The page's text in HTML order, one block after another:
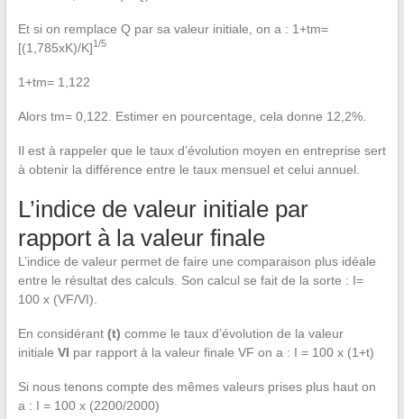
Et si on remplace Q par sa valeur initiale, on a : 1+tm=
[(1,785xK)/K]1/5
1+tm= 1,122
Alors tm= 0,122. Estimer en pourcentage, cela donne 12,2%.
Il est à rappeler que le taux d’évolution moyen en entreprise sert
à obtenir la différence entre le taux mensuel et celui annuel.
L’indice de valeur initiale par
rapport à la valeur finale
L’indice de valeur permet de faire une comparaison plus idéale
entre le résultat des calculs. Son calcul se fait de la sorte : I=
100 x (VF/VI).
En considérant (t) comme le taux d’évolution de la valeur
initiale VI par rapport à la valeur finale VF on a : I = 100 x (1+t)
Si nous tenons compte des mêmes valeurs prises plus haut on
a : I = 100 x (2200/2000)